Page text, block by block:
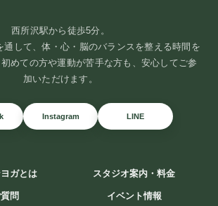
西所沢駅から徒歩5分。
通して、体・心・脳のバランスを整える時間を
めての方や運動が苦手な方も、安心してご参
加いただけます。
Instagram LINE
ガとは スタジオ案内・料金
問 イベント情報